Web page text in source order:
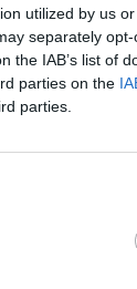
utilized by us
separately
the IAB’s list of
parties on the
parties.